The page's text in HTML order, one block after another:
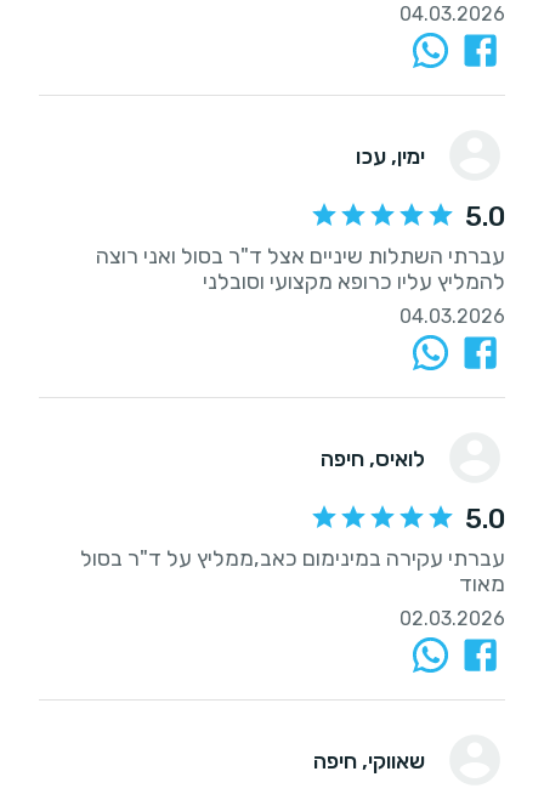
04.03.2026
ימין, עכו
5.0
עברתי השתלות שיניים אצל ד"ר בסול ואני רוצה
להמליץ עליו כרופא מקצועי וסובלני
04.03.2026
לואיס, חיפה
5.0
עברתי עקירה במינימום כאב,ממליץ על ד"ר בסול
מאוד
02.03.2026
שאווקי, חיפה